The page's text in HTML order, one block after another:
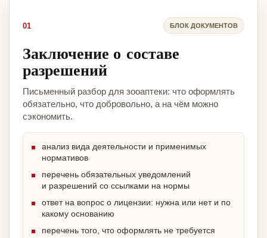
01 БЛОК ДОКУМЕНТОВ
Заключение о составе
разрешений
Письменный разбор для зооаптеки: что оформлять
обязательно, что добровольно, а на чём можно
сэкономить.
анализ вида деятельности и применимых
нормативов
перечень обязательных уведомлений
и разрешений со ссылками на нормы
ответ на вопрос о лицензии: нужна или нет и по
какому основанию
перечень того, что оформлять не требуется